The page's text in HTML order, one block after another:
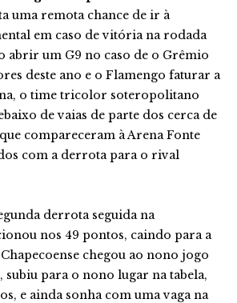
uma remota chance de ir à
em caso de vitória na rodada
abrir um G9 no caso de o Grêmio
deste ano e o Flamengo faturar a
o time tricolor soteropolitano
de vaias de parte dos cerca de
compareceram à Arena Fonte
com a derrota para o rival
derrota seguida na
nos 49 pontos, caindo para a
Chapecoense chegou ao nono jogo
para o nono lugar na tabela,
e ainda sonha com uma vaga na